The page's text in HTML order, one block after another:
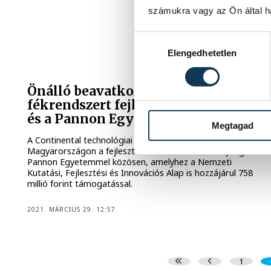
számukra vagy az Ön által
Elengedhetetlen
Megtagad
Önálló beavatkozásra képes
fékrendszert fejleszt a Continental
és a Pannon Egyetem
A Continental technológiai vállalat tovább erősíti
Magyarországon a fejlesztési és kutatási tevékenységét a
Pannon Egyetemmel közösen, amelyhez a Nemzeti
Kutatási, Fejlesztési és Innovációs Alap is hozzájárul 758
millió forint támogatással.
2021. MÁRCIUS 29. 12:57
1